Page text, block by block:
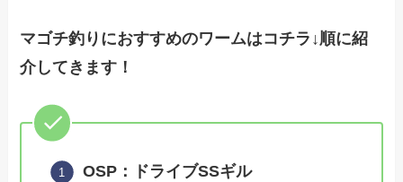
マゴチ釣りにおすすめのワームはコチラ↓順に紹
介してきます！
OSP：ドライブSSギル